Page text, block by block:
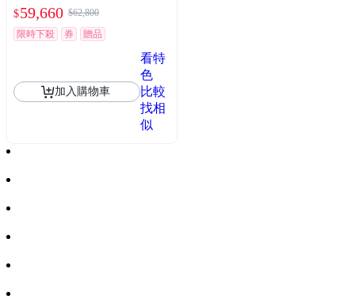
$59,660 $62,800
限時下殺
券 贈品
加入購物車
看特
色
比較
找相
似